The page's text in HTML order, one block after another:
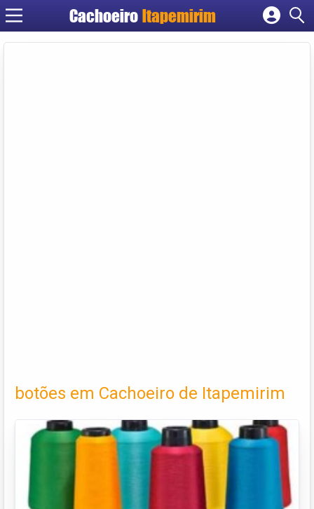
Cachoeiro Itapemirim
Cadastrar empresa
botões em Cachoeiro de Itapemirim